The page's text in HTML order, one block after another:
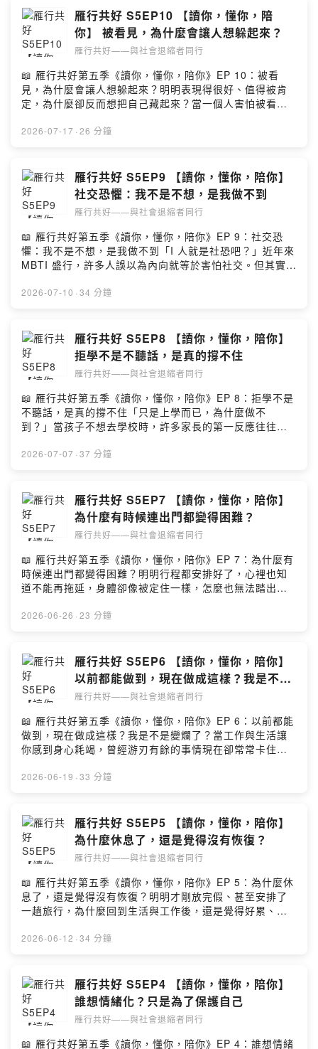
怕面對挑戰，把力氣全花在自責上，反而失去了往前走的
力量3️⃣ 走出低潮的第一步是「願意說出挫折」，並對自己
公平一點羞愧感常讓人害怕被看見，但向信任的人分享焦
慮，往往能幫助我們跳脫狹隘的視角。我們需要學習更公
素的影響。一次失誤不代表你是失敗的人，多一點理解，
才有餘裕從經驗中學習留言告訴我你對這一集的想法：
https://open.firstory.me/user/clmx3t384045e01w70fz
本集節目亮點1️⃣ 不改變是一種自我保護，負面記憶是大腦
的生存機制很多時候遲遲不行動，是因為「熟悉」比未知
更有安全感。心理師指出，大腦中負責情緒與記憶的杏仁
核與海馬迴相近，這讓恐懼與失敗的經驗更容易被牢牢記
住。因此，大腦為了避免失去，往往會自動推演出各種失
敗情境，這並不是脆弱，而是人類天生的保護機制2️⃣ 改變
不需一步到位，持續的「準備」本身就是改變很多人把改
變想得太巨大，認為一定要有劇烈的變動才算跨出舒適
圈。其實，願意接觸新資訊、慢慢鬆動原本的想法，就是
焦慮背後的在乎，別讓過度準備成為前進的阻礙總是做最
壞打算的人往往不是膽小，而是心裡有想守護的事物。與
其逼迫自己或催促他人，不如先問問：「我真正想保護的
是什麼？」適度的擔憂能帶來安全感，但過度的準備就像
這一集的想法：
https://open.firstory.me/user/clmx3t384045e01w70fz
w7jxc/commentsPowered by Firstory Hosting
雁行共好 S5EP10 【讀你，懂你，陪
你】 被看見，為什麼會讓人想躲起來？
雁行共好——與社會退縮者同行
📖 雁行共好第五季《讀你，懂你，陪你》EP 10：被看
見，為什麼會讓人想躲起來？明明表現得很好、值得被肯
定，為什麼卻反而想把自己藏起來？當一個人害怕被看
讓人害怕的往往不是「被注意」，而是被看見之後接踵而
心理師，陪我們一起探討許多人共有的心理困境：為什麼
「被看見」反而會變成一種沉重的壓力✨ 本集節目亮點1️⃣
稱讚帶來焦慮，源於不夠相信自己對許多人而言，被看見
不代表放鬆，而是另一場焦慮的開始。他們心底懷疑自
己，覺得成功只是一時的好運，總有一天會被拆穿。每一
次被稱讚，他們內心其實都在擔憂：「如果下一次失敗了
怎麼辦？」2️⃣ 被高標準綁架：當努力只剩下完美或放棄長
期活在「沒有第一名就是不夠好」的高標準下，人容易走
向極端。有些人拼命追求完美，即使成功也感受不到快
也害怕被討厭而隱藏自己，讓我們練習把目光拉回自身我
們的大腦常會把少數負面的聲音無限放大，為了避免受
傷，許多人選擇退縮邊緣。但心理師提醒，面對評價的恐
懼，我們該問的不是「別人怎麼看我」，而是「撇除所有
下，接納那個不完美卻真實的自己留言告訴我你對這一集
的想法：
https://open.firstory.me/user/clmx3t384045e01w70fz
2026-07-17 · 26 分鐘
雁行共好 S5EP9 【讀你，懂你，陪你】
社交恐懼：我不是不想，是我做不到
雁行共好——與社會退縮者同行
📖 雁行共好第五季《讀你，懂你，陪你》EP 9：社交恐
懼：我不是不想，是我做不到「I 人就是社恐吧？」近年來
MBTI 盛行，許多人誤以為內向就等於害怕社交。但其實，
「想靠近，卻做不到」的痛苦狀態本集節目來賓郝心友臨
要渴望連結✨ 本集節目亮點1️⃣ 社交恐懼不等於內向，核心
是「害怕被討厭」MBTI 的 I（內向） 指的是從獨處中獲得
能量，這與社交焦慮是兩回事。社交焦慮者真正害怕的不
是「沒人喜歡自己」，而是極度恐懼「被任何人否定」。
他們會不停揣摩別人的反應，甚至將一次小失誤放大成
「大家一定討厭我」，伴隨身體的不適反應，陷入自我否
定的惡性循環2️⃣ 興趣與網路，是回到人群的溫和橋樑對於
社交焦慮者來說，網路交友是負擔較低的人際練習，文字
可以修改、有安全距離；而共同興趣則能讓對話不必從零
點3️⃣ 理解，遠比一句「你勇敢一點」更重要面對社交焦慮
者，一句「你主動一點、只是太害羞」往往無法帶來幫
助。他們不是不願意，而是身體像被定住般做不到。比起
催促，更重要的是理解他們每一次願意踏出門，可能都已
合自己的關係」，並獲得身邊人的接納時，這份安全感將
成為他們離開孤島的橋樑留言告訴我你對這一集的想法：
https://open.firstory.me/user/clmx3t384045e01w70fz
2026-07-10 · 34 分鐘
雁行共好 S5EP8 【讀你，懂你，陪你】
拒學不是不聽話，是真的撐不住
雁行共好——與社會退縮者同行
📖 雁行共好第五季《讀你，懂你，陪你》EP 8：拒學不是
不聽話，是真的撐不住「只是上學而已，為什麼做不
到？」當孩子不想去學校時，許多家長的第一反應往往是
床心理師與主持人慧嬅心理師將陪我們探討拒學背後的真
最後發展出來的「自救機制」與求救訊號✨ 本集節目亮點
1️⃣ 壓力超載與保護自尊的「自我保護機制」孩子的生活節
奏緊繃，除了課業與家庭壓力，現代社群媒體更讓同儕排
擠與焦慮 24 小時無法下線此外，許多原本優秀、追求完美
的孩子，在面對「不再是最厲害」的挫敗落差時，為了保
護脆弱的自尊與自我價值，便可能發展出逃避體制的方
式，潛意識在表達：「我真的撐不住了。」2️⃣ 高敏感特質
與身體率先發出的警訊拒學的孩子中，有不少屬於貼心、
善於觀察的高敏感族群。他們因過度在意他人想法，導致
想吐等不適症狀，這其實是身體在幫忙說出還沒被看見的
痛苦3️⃣ 真正的陪伴是「接納感受」，而非急著說教當孩子
面臨困境，家長容易出現「忍一下就過去了」或「過度保
護」兩種極端反應。此時孩子最需要的不是「不要想那麼
度共感他們的孤單與委屈當行為背後的痛苦被看見與接
納，這份安全感才是孩子重新站起來的起點留言告訴我你
對這一集的想法：
w7jxc/commentsPowered by Firstory Hosting
2026-07-07 · 37 分鐘
雁行共好 S5EP7 【讀你，懂你，陪你】
為什麼有時候連出門都變得困難？
雁行共好——與社會退縮者同行
📖 雁行共好第五季《讀你，懂你，陪你》EP 7：為什麼有
時候連出門都變得困難？明明行程都安排好了，心裡也知
道不能再拖延，身體卻像被定住一樣，怎麼也無法踏出家
懶」、「為什麼別人做得到我不行」的自責呢？其實，有
常、有時卻無比艱難的事，看見藏在拖延與身體不適背後
的真實心聲✨ 本集節目亮點1️⃣ 出門困難不是因為你懶，是
身體的壓力警報當生活壓力累積、身心狀態不佳時，大腦
會進入警戒狀態，讓人產生逃避或想躲回被窩的衝動。很
多時候，即使面對熟悉的事物也會感到艱難。身體往往比
我們更早察覺焦慮，那些突如其來的頭痛、腸胃不適，其
實是身體在替你表達還沒被看見的壓力2️⃣ 最折磨人的，往
往是內心的自我批判比起出不了門，更讓人痛苦的是內心
不斷責備自己的聲音。這份自責背後，其實藏著你對未來
力，讓人更加無力3️⃣ 真正的休息，是不帶罪惡感地接住自
己很多人的休息並不輕鬆，一邊躺在床上一邊覺得自己很
廢，把力氣都拿去對抗與責備自己，自然很難恢復能量。
真正的休息，是在不需要責怪自己的狀態下，允許自己好
方才有機會慢慢鬆動，這往往也是重新出發的開始留言告
訴我你對這一集的想法：
https://open.firstory.me/user/clmx3t384045e01w70fz
2026-06-26 · 23 分鐘
雁行共好 S5EP6 【讀你，懂你，陪你】
以前都能做到，現在做成這樣？我是不是
變爛了？
雁行共好——與社會退縮者同行
📖 雁行共好第五季《讀你，懂你，陪你》EP 6：以前都能
做到，現在做成這樣？我是不是變爛了？當工作與生活讓
你感到身心耗竭，曾經游刃有餘的事情現在卻常常卡住，
感與挫敗，其實很多人都經歷過。本集節目主持人慧嬅心
住自己？✨ 本集節目亮點1️⃣ 接受回不去以前，但不等於沒
有未來當長期高壓讓身心發出警訊，我們常會焦慮地問：
「我什麼時候才能回到以前那個自己？」其實，經歷過壓
力與低谷後，我們可能不會再回到「什麼都沒發生前」的
狀態但請記得，回不去以前，不等於沒有未來，也不等於
永遠被困在現在2️⃣ 停止對自己的不公平，看見你做對的事
我們習慣放大自己做不好的地方，卻把撐過來的努力視為
理所當然。當低潮來臨，試著停下來問問自己：「是什麼
讓我撐到現在？」也許是責任、是家人，或是一個不願放
的身分因為短暫的低潮或工作不順，我們容易把自己貼上
失敗者的標籤。但「做不到」只是一種狀態，並不代表你
這個人不好。學習告訴自己「我只是現在做不到」，給自
己多一些喘息的空間。即使只能匍匐前進，依然是前進留
2026-06-19 · 33 分鐘
雁行共好 S5EP5 【讀你，懂你，陪你】
為什麼休息了，還是覺得沒有恢復？
雁行共好——與社會退縮者同行
📖 雁行共好第五季《讀你，懂你，陪你》EP 5：為什麼休
息了，還是覺得沒有恢復？明明才剛放完假、甚至安排了
一趟旅行，為什麼回到生活與工作後，還是覺得好累、好
成了一件越來越困難的事本集節目來賓吳翊涵諮商心理師
是沒有時間，而是我們已經忘了什麼才是能真正恢復自己
的休息✨ 本集節目亮點1️⃣ 「什麼都不做」不等於真正的休
息我們常把休息當成另一種工作，像是出遊時排滿行程、
放假也列滿待辦事項，表面上在放鬆，大腦卻停不下來真
正的休息不只是停止動作，而是讓身心進入一種安全、放
2026-06-12 · 34 分鐘
雁行共好 S5EP4 【讀你，懂你，陪你】
誰想情緒化？只是為了保護自己
雁行共好——與社會退縮者同行
📖 雁行共好第五季《讀你，懂你，陪你》EP 4：誰想情緒